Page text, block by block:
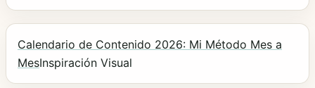
Calendario de Contenido 2026: Mi Método Mes a
MesInspiración Visual